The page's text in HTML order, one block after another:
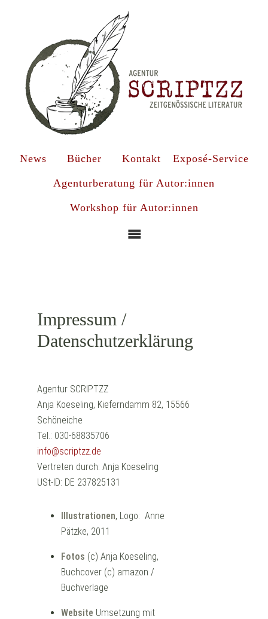
News Bücher Kontakt Exposé-Service
Agenturberatung für Autor:innen
Workshop für Autor:innen
Impressum /
Datenschutzerklärung
Agentur SCRIPTZZ
Anja Koeseling, Kieferndamm 82, 15566
Schöneiche
Tel.: 030-68835706
info@scriptzz.de
Vertreten durch: Anja Koeseling
USt-ID: DE 237825131
Illustrationen, Logo: Anne
Pätzke, 2011
Fotos (c) Anja Koeseling,
Buchcover (c) amazon /
Buchverlage
Website Umsetzung mit